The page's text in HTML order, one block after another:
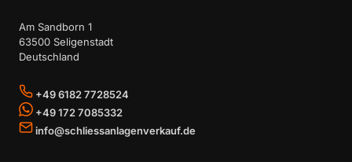
Am Sandborn 1
63500 Seligenstadt
Deutschland
+49 6182 7728524
+49 172 7085332
info@schliessanlagenverkauf.de